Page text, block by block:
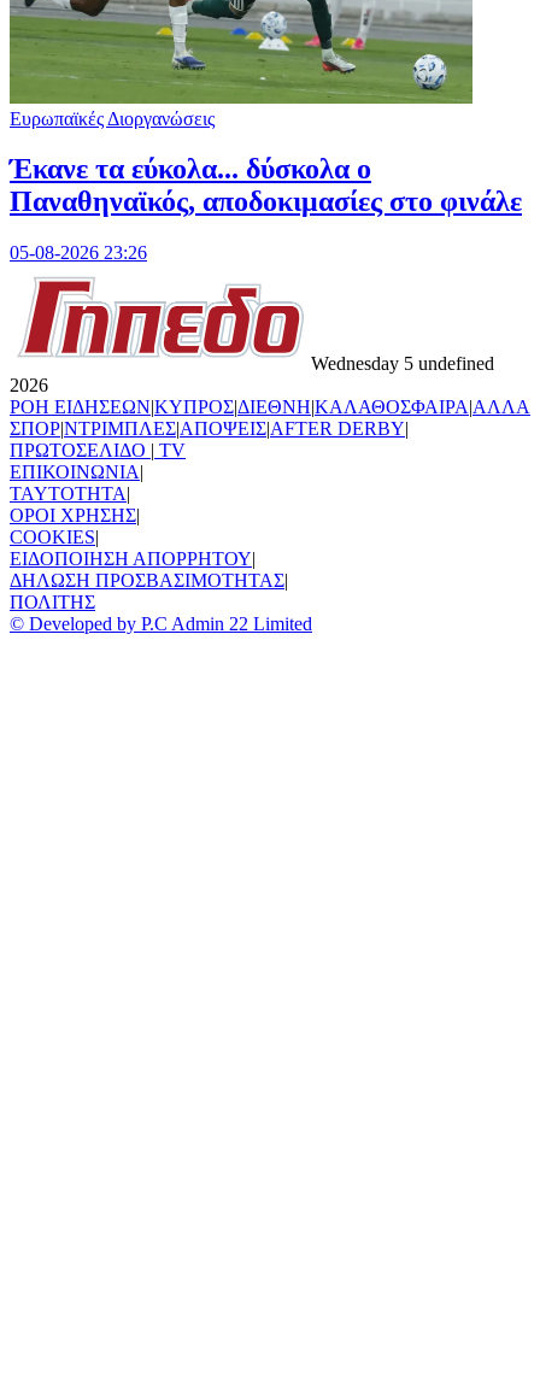
Ευρωπαϊκές Διοργανώσεις
Έκανε τα εύκολα... δύσκολα ο
Παναθηναϊκός, αποδοκιμασίες στο φινάλε
05-08-2026 23:26
Wednesday 5 undefined
2026
ΡΟΗ ΕΙΔΗΣΕΩΝ|ΚΥΠΡΟΣ|ΔΙΕΘΝΗ|ΚΑΛΑΘΟΣΦΑΙΡΑ|ΑΛΛΑ
ΣΠΟΡ|ΝΤΡΙΜΠΛΕΣ|ΑΠΟΨΕΙΣ|AFTER DERBY|
ΠΡΩΤΟΣΕΛΙΔΟ | TV
ΕΠΙΚΟΙΝΩΝΙΑ|
TAYTOTHTA|
ΟΡΟΙ ΧΡΗΣΗΣ|
COOKIES|
ΕΙΔΟΠΟΙΗΣΗ ΑΠΟΡΡΗΤΟΥ|
ΔΗΛΩΣΗ ΠΡΟΣΒΑΣΙΜΟΤΗΤΑΣ|
ΠΟΛΙΤΗΣ
© Developed by P.C Admin 22 Limited